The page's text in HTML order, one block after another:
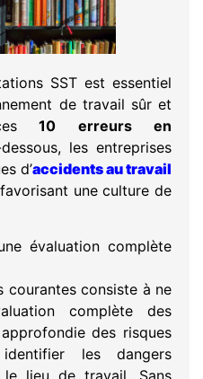
SST est essentiel
de travail sûr et
10
erreurs en
les entreprises
d’accidents au travail
une culture de
évaluation complète
courantes consiste à ne
complète des
des risques
les dangers